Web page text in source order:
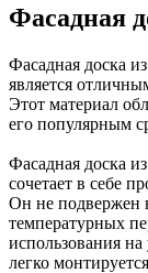
Фасадная
Фасадная доска
является
Этот материал
его популярным
Фасадная доска
сочетает в себе
Он не подвержен
температурных
использования
легко